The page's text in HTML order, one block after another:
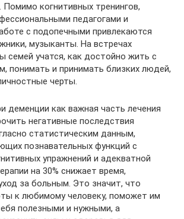
Помимо когнитивных тренингов,
педагогами и
с подопечными привлекаются
музыканты. На встречах
семей учатся, как достойно жить с
понимать и принимать близких людей,
черты.
деменции как важная часть лечения
негативные последствия
статистическим данным,
познавательных функций с
упражнений и адекватной
на 30% снижает время,
за больным. Это значит, что
к любимому человеку, поможет им
полезными и нужными, а